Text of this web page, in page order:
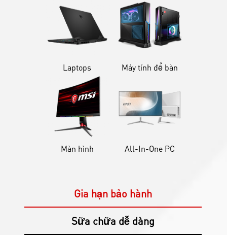
Laptops Máy tính để bàn
Màn hình All-In-One PC
Gia hạn bảo hành
Sữa chữa dễ dàng